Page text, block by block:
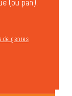
(ou pan).
de genres